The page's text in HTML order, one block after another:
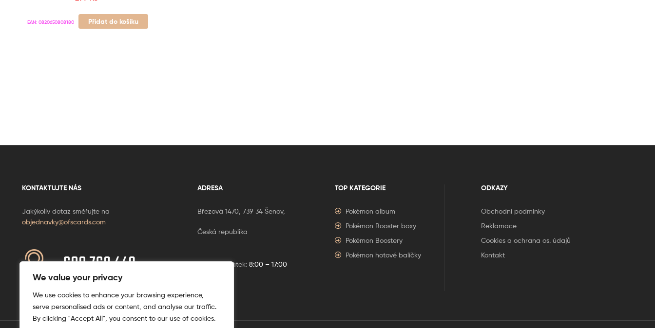
We value your privacy
We use cookies to enhance your browsing experience,
serve personalised ads or content, and analyse our traffic.
By clicking "Accept All", you consent to our use of cookies.
EAN:0820650808180 Přidat do košíku
KONTAKTUJTE NÁS
Jakýkoliv dotaz směřujte na
objednavky@ofscards.com
608 769 449
ADRESA
Březová 1470, 739 34 Šenov,
Česká republika
Pondělí – Pátek: 8:00 – 17:00
TOP KATEGORIE
Pokémon album
Pokémon Booster boxy
Pokémon Boostery
Pokémon hotové balíčky
ODKAZY
Obchodní podmínky
Reklamace
Cookies a ochrana os. údajů
Kontakt